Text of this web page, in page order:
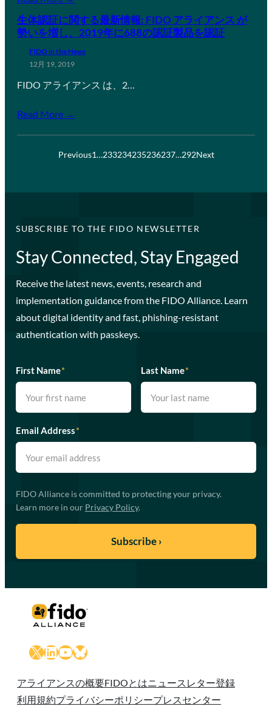
生体認証に関する最新情報: FIDO アライアンス が
勢いを増し、2019年に688の認証製品を認証
FIDO in the News
12月 19, 2019
FIDO アライアンス は、2…
Read More →
Previous1…233234235236237…292Next
SUBSCRIBE TO THE FIDO NEWSLETTER
Stay Connected, Stay Engaged
Receive the latest news, events, research and
implementation guidance from the FIDO Alliance. Learn
about digital identity and fast, phishing-resistant
authentication with passkeys.
First Name* Last Name*
Email Address*
FIDO Alliance is committed to protecting your privacy.
Learn more in our Privacy Policy.
X LinkedIn
YouTube
Bluesky
アライアンスの概要FIDOとは ニュースレター登録
利用規約プライバシーポリシープレスセンター